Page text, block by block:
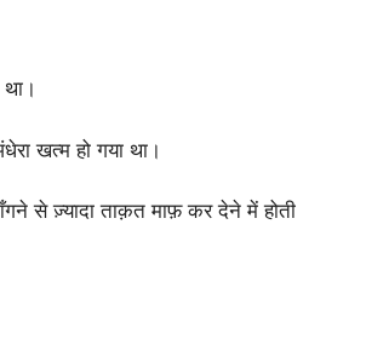
खत्म हो गया था।
से ज़्यादा ताक़त माफ़ कर देने में होती